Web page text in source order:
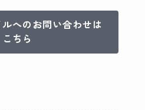
へのお問い合わせは
こちら